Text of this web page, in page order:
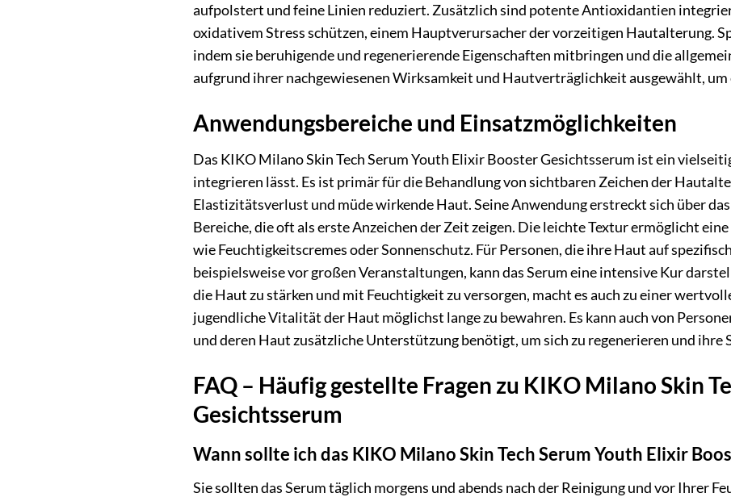
aufpolstert und feine Linien reduziert. Zusätzlich sind potente Antioxidantien
oxidativem Stress schützen, einem Hauptverursacher der vorzeitigen Hautalterung.
indem sie beruhigende und regenerierende Eigenschaften mitbringen und die
aufgrund ihrer nachgewiesenen Wirksamkeit und Hautverträglichkeit ausgewählt,
Anwendungsbereiche und Einsatzmöglichkeiten
Das KIKO Milano Skin Tech Serum Youth Elixir Booster Gesichtsserum ist ein
integrieren lässt. Es ist primär für die Behandlung von sichtbaren Zeichen der
Elastizitätsverlust und müde wirkende Haut. Seine Anwendung erstreckt sich über
Bereiche, die oft als erste Anzeichen der Zeit zeigen. Die leichte Textur ermöglicht
wie Feuchtigkeitscremes oder Sonnenschutz. Für Personen, die ihre Haut auf
beispielsweise vor großen Veranstaltungen, kann das Serum eine intensive Kur
die Haut zu stärken und mit Feuchtigkeit zu versorgen, macht es auch zu einer
jugendliche Vitalität der Haut möglichst lange zu bewahren. Es kann auch von
und deren Haut zusätzliche Unterstützung benötigt, um sich zu regenerieren und
FAQ – Häufig gestellte Fragen zu KIKO Milano Skin
Gesichtsserum
Wann sollte ich das KIKO Milano Skin Tech Serum Youth Elixir
Sie sollten das Serum täglich morgens und abends nach der Reinigung und vor Ihrer